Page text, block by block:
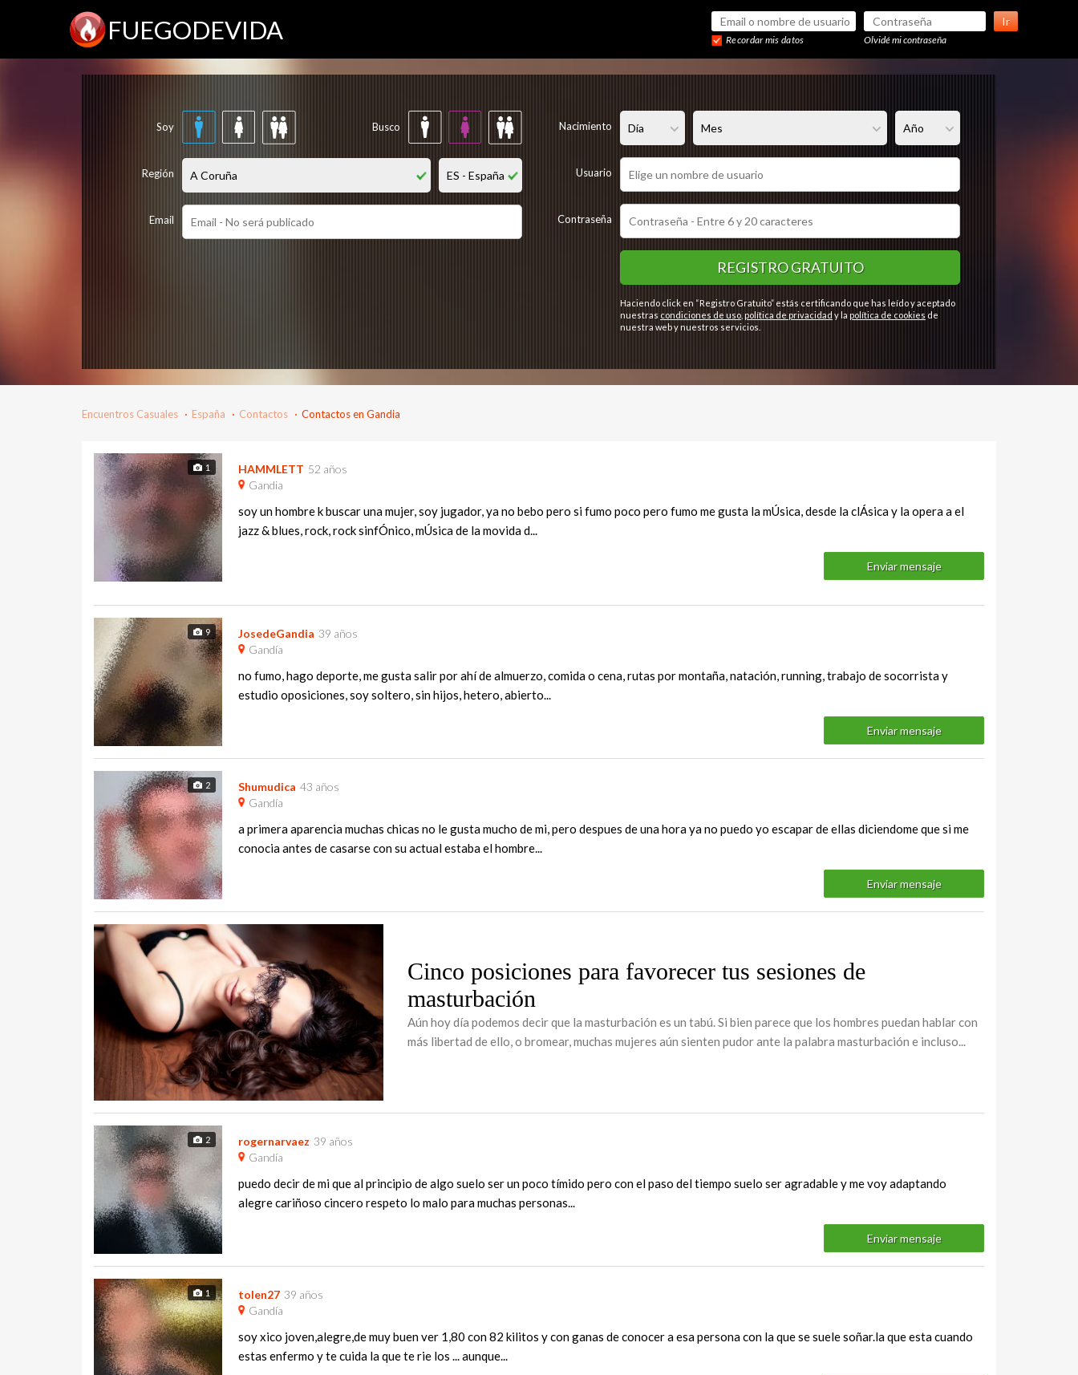
FUEGODEVIDA Ir
Recordar mis datos Olvidé mi contraseña
Soy Busco
Región
Email
Nacimiento
Usuario
Contraseña
REGISTRO GRATUITO
Haciendo click en “Registro Gratuito” estás certificando que has leído y aceptado
nuestras condiciones de uso política de privacidad y la política de cookies de
nuestra web y nuestros servicios.
Encuentros Casuales España Contactos Contactos en Gandia
1 HAMMLETT 52 años
Gandia
soy un hombre k buscar una mujer, soy jugador, ya no bebo pero si fumo poco pero fumo me gusta la mÚsica, desde la clÁsica y la opera a el
jazz & blues, rock, rock sinfÓnico, mÚsica de la movida d...
Enviar mensaje
9 JosedeGandia 39 años
Gandía
no fumo, hago deporte, me gusta salir por ahí de almuerzo, comida o cena, rutas por montaña, natación, running, trabajo de socorrista y
estudio oposiciones, soy soltero, sin hijos, hetero, abierto...
Enviar mensaje
2 Shumudica 43 años
Gandía
a primera aparencia muchas chicas no le gusta mucho de mi, pero despues de una hora ya no puedo yo escapar de ellas diciendome que si me
conocia antes de casarse con su actual estaba el hombre...
Enviar mensaje
Cinco posiciones para favorecer tus sesiones de
masturbación
Aún hoy día podemos decir que la masturbación es un tabú. Si bien parece que los hombres puedan hablar con
más libertad de ello, o bromear, muchas mujeres aún sienten pudor ante la palabra masturbación e incluso...
2 rogernarvaez 39 años
Gandía
puedo decir de mi que al principio de algo suelo ser un poco tímido pero con el paso del tiempo suelo ser agradable y me voy adaptando
alegre cariñoso cincero respeto lo malo para muchas personas...
Enviar mensaje
1 tolen27 39 años
Gandía
soy xico joven,alegre,de muy buen ver 1,80 con 82 kilitos y con ganas de conocer a esa persona con la que se suele soñar.la que esta cuando
estas enfermo y te cuida la que te rie los ... aunque...